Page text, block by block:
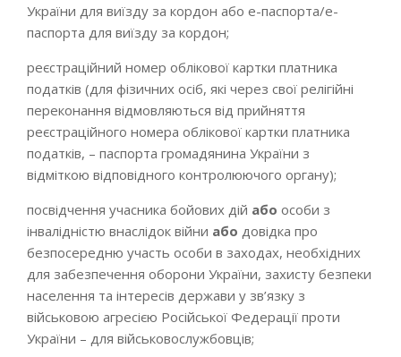
України для виїзду за кордон або е-паспорта/е-
паспорта для виїзду за кордон;
реєстраційний номер облікової картки платника
податків (для фізичних осіб, які через свої релігійні
переконання відмовляються від прийняття
реєстраційного номера облікової картки платника
податків, – паспорта громадянина України з
відміткою відповідного контролюючого органу);
посвідчення учасника бойових дій або особи з
інвалідністю внаслідок війни або довідка про
безпосередню участь особи в заходах, необхідних
для забезпечення оборони України, захисту безпеки
населення та інтересів держави у зв’язку з
військовою агресією Російської Федерації проти
України – для військовослужбовців;